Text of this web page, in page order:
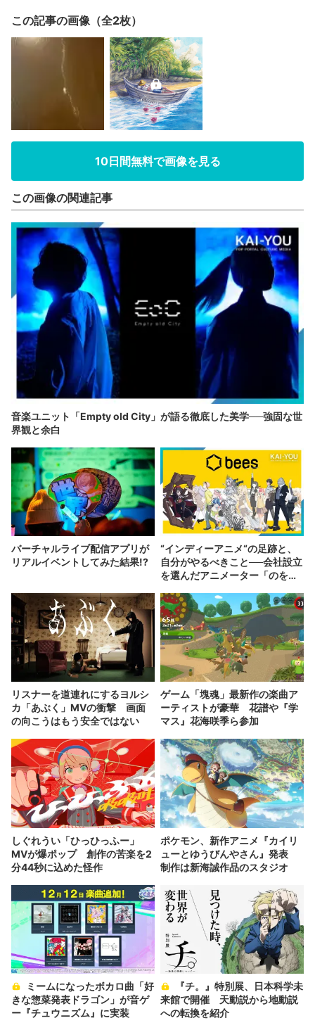
この記事の画像（全2枚）
10日間無料で画像を見る
この画像の関連記事
音楽ユニット「Empty old City」が語る徹底した美学──強固な世
界観と余白
バーチャルライブ配信アプリが
リアルイベントしてみた結果!?
“インディーアニメ“の足跡と、
自分がやるべきこと──会社設立
を選んだアニメーター「のを
リスナーを道連れにするヨルシ
カ「あぶく」MVの衝撃 画面
の向こうはもう安全ではない
ゲーム「塊魂」最新作の楽曲ア
ーティストが豪華 花譜や『学
マス』花海咲季ら参加
しぐれうい「ひっひっふー」
MVが爆ポップ 創作の苦楽を2
分44秒に込めた怪作
ポケモン、新作アニメ『カイリ
ューとゆうびんやさん』発表
制作は新海誠作品のスタジオ
きな惣菜発表ドラゴン」が音ゲ
ー『チュウニズム』に実装
来館で開催 天動説から地動説
への転換を紹介